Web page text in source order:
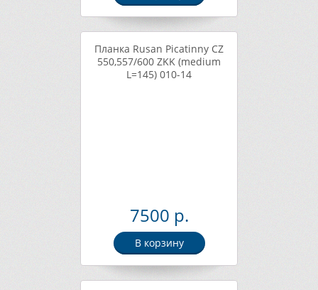
Планка Rusan Picatinny CZ
550,557/600 ZKK (medium
L=145) 010-14
7500 р.
В корзину